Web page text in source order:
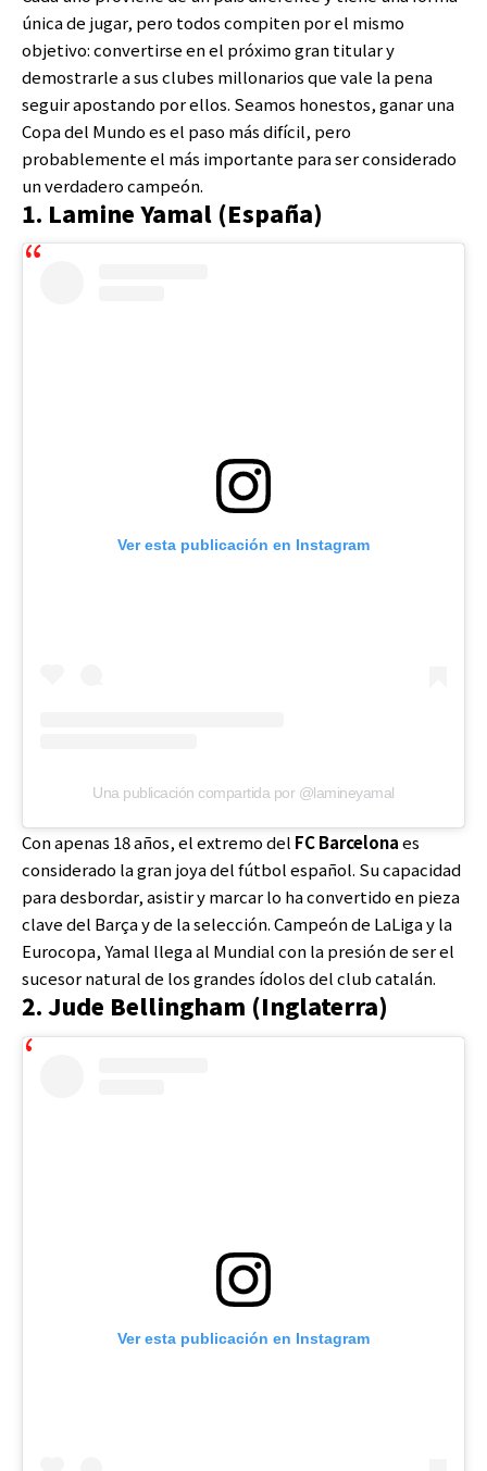
única de jugar, pero todos compiten por el mismo
objetivo: convertirse en el próximo gran titular y
demostrarle a sus clubes millonarios que vale la pena
seguir apostando por ellos. Seamos honestos, ganar una
Copa del Mundo es el paso más difícil, pero
probablemente el más importante para ser considerado
un verdadero campeón.
1. Lamine Yamal (España)
Ver esta publicación en Instagram
Una publicación compartida por @lamineyamal
Con apenas 18 años, el extremo del FC Barcelonaes
considerado la gran joya del fútbol español. Su capacidad
para desbordar, asistir y marcar lo ha convertido en pieza
clave del Barça y de la selección. Campeón de LaLiga y la
Eurocopa, Yamal llega al Mundial con la presión de ser el
sucesor natural de los grandes ídolos del club catalán.
2. Jude Bellingham (Inglaterra)
Ver esta publicación en Instagram